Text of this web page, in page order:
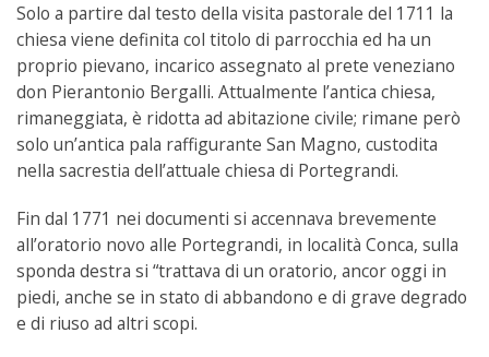
Solo a partire dal testo della visita pastorale del 1711 la
chiesa viene definita col titolo di parrocchia ed ha un
proprio pievano, incarico assegnato al prete veneziano
don Pierantonio Bergalli. Attualmente l’antica chiesa,
rimaneggiata, è ridotta ad abitazione civile; rimane però
solo un’antica pala raffigurante San Magno, custodita
nella sacrestia dell’attuale chiesa di Portegrandi.
Fin dal 1771 nei documenti si accennava brevemente
all’oratorio novo alle Portegrandi, in località Conca, sulla
sponda destra si “trattava di un oratorio, ancor oggi in
piedi, anche se in stato di abbandono e di grave degrado
e di riuso ad altri scopi.